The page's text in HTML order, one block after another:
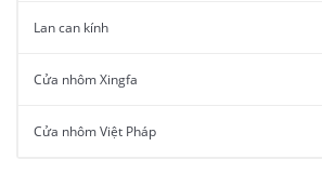
Lan can kính
Cửa nhôm Xingfa
Cửa nhôm Việt Pháp